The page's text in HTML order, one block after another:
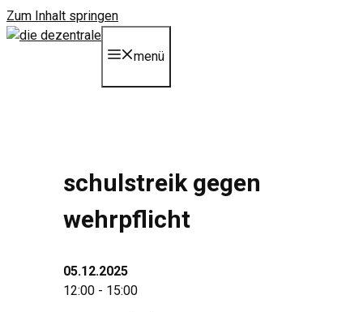
Zum Inhalt springen
menü
schulstreik gegen
wehrpflicht
05.12.2025
12:00 - 15:00